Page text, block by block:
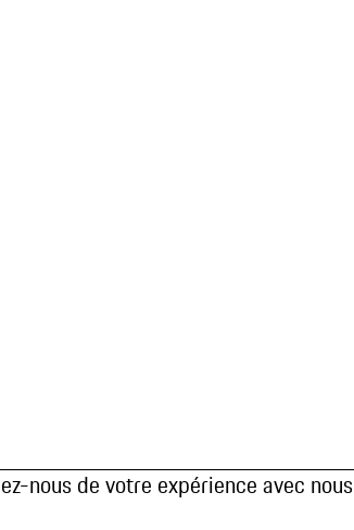
nous de votre expérience avec nous